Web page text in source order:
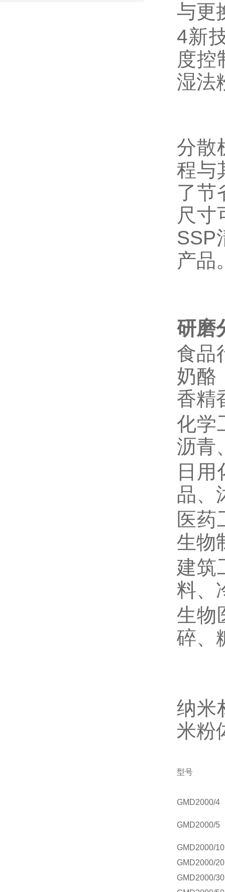
与更
4新
度控
湿法
分散
程与
了节
尺寸
SSP
产品
研磨
食品
奶酪
香精
化学
沥青
日
品、
医药
生物
建筑
料、
生物
碎、
纳米
米粉
型号
GMD2000/4
GMD2000/5
GMD2000/10
GMD2000/20
GMD2000/30